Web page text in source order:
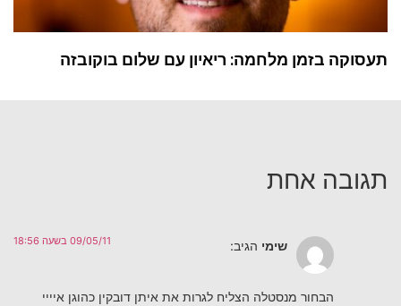
תעסוקה בזמן מלחמה: ריאיון עם שלום בוקובזה
תגובה אחת
שימי הגיב: 09/05/11 בשעה 18:56
הבחור מנסטלה הצליח לגרות את איתן דובקין כהוגן איייי